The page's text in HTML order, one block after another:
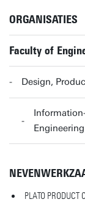
ORGANISATIES
Faculty of
Design,
Engineering
PLATO PRODUCT